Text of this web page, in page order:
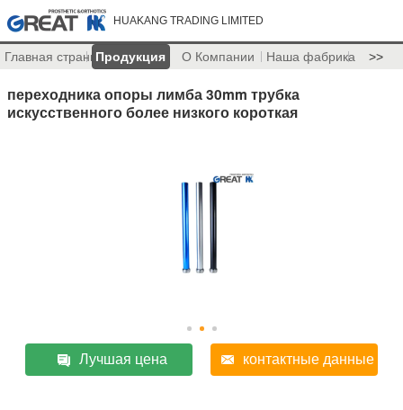
HUAKANG TRADING LIMITED
Главная страницаПродукция О Компании Наша фабрика >>
переходника опоры лимба 30mm трубка
искусственного более низкого короткая
Лучшая цена контактные данные